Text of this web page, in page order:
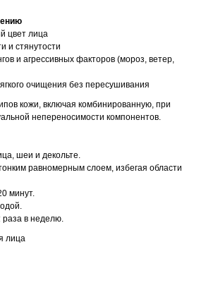
цвет лица
и стянутости
и агрессивных факторов (мороз, ветер,
очищения без пересушивания
кожи, включая комбинированную, при
непереносимости компонентов.
шеи и декольте.
равномерным слоем, избегая области
минут.
раза в неделю.
лица